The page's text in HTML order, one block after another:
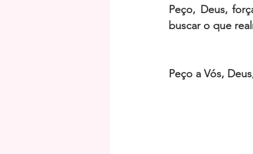
Peço, Deus,
buscar o que
Peço a Vós,